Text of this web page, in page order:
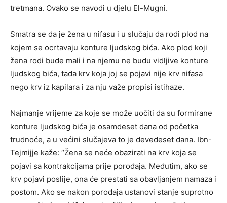
tretmana. Ovako se navodi u djelu El-Mugni.
Smatra se da je žena u nifasu i u slučaju da rodi plod na
kojem se ocrtavaju konture ljudskog bića. Ako plod koji
žena rodi bude mali i na njemu ne budu vidljive konture
ljudskog bića, tada krv koja joj se pojavi nije krv nifasa
nego krv iz kapilara i za nju važe propisi istihaze.
Najmanje vrijeme za koje se može uočiti da su formirane
konture ljudskog bića je osamdeset dana od početka
trudnoće, a u većini slučajeva to je devedeset dana. Ibn-
Tejmijje kaže: “Žena se neće obazirati na krv koja se
pojavi sa kontrakcijama prije porođaja. Međutim, ako se
krv pojavi poslije, ona će prestati sa obavljanjem namaza i
postom. Ako se nakon porođaja ustanovi stanje suprotno